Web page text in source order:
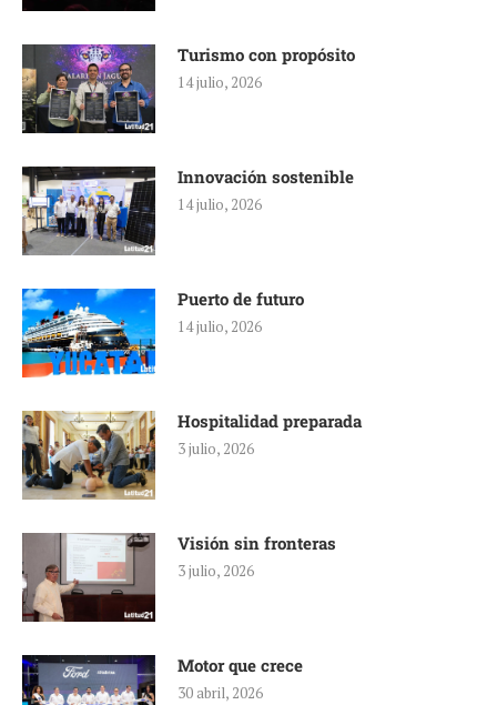
Turismo con propósito
14 julio, 2026
Innovación sostenible
14 julio, 2026
Puerto de futuro
14 julio, 2026
Hospitalidad preparada
3 julio, 2026
Visión sin fronteras
3 julio, 2026
Motor que crece
30 abril, 2026